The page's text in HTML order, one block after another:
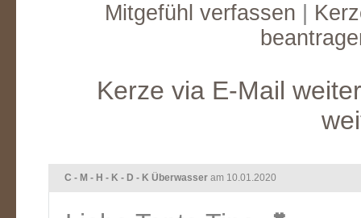
Mitgefühl verfassen
Kerze via E-Mail
C - M - H - K - D - K Überwasser am 10.01.2020